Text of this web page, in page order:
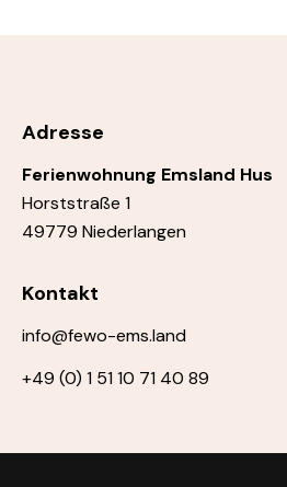
Adresse
Ferienwohnung Emsland Hus
Horststraße 1
49779 Niederlangen
Kontakt
info@fewo-ems.land
+49 (0) 1 51 10 71 40 89